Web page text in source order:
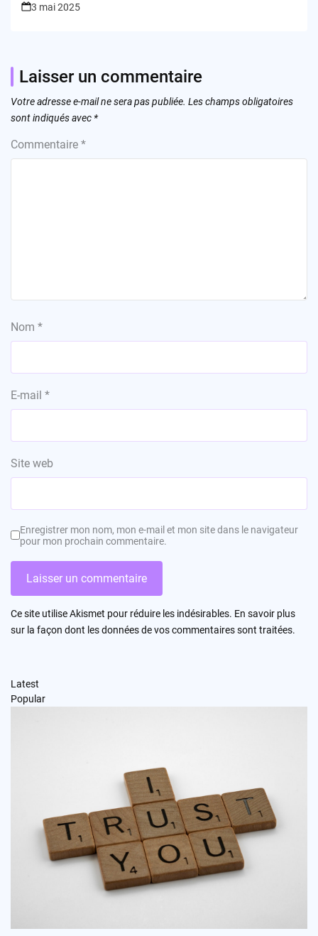
3 mai 2025
Laisser un commentaire
Votre adresse e-mail ne sera pas publiée. Les champs obligatoires
sont indiqués avec *
Commentaire *
Nom *
E-mail *
Site web
Enregistrer mon nom, mon e-mail et mon site dans le navigateur
pour mon prochain commentaire.
Ce site utilise Akismet pour réduire les indésirables. En savoir plus
sur la façon dont les données de vos commentaires sont traitées.
Latest
Popular